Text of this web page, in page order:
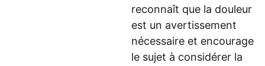
reconnaît que la douleur
est un avertissement
nécessaire et encourage
le sujet à considérer la